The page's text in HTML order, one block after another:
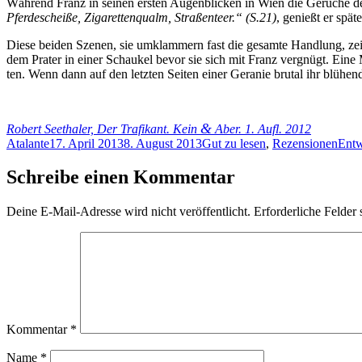
Pfer­de­schei­ße, Zi­ga­ret­ten­qualm, Stra­ßen­teer.“ (S.21), ge­nießt er
Die­se bei­den Sze­nen, sie um­klam­mern fast die ge­sam­te Hand­lung,
dem Pra­ter in ei­ner Schau­kel be­vor sie sich mit Franz ver­gnügt.
ten. Wenn dann auf den letz­ten Sei­ten ei­ner Ge­ra­nie bru­tal ihr
Ro­bert See­tha­ler, Der Tra­fi­kant. Kein & Aber. 1. Aufl. 2012
Autor
AtalanteVeröffentlicht
17. April 20138. August 2013Kategorien
Gut zu lesen, Rezensionen
Schreibe einen Kommentar
Deine E-Mail-Adresse wird nicht veröffentlicht. Erforderliche Felder
Kommentar *
Name *